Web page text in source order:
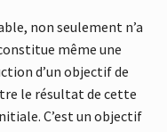
non seulement n’a
même une
d’un objectif de
le résultat de cette
C’est un objectif